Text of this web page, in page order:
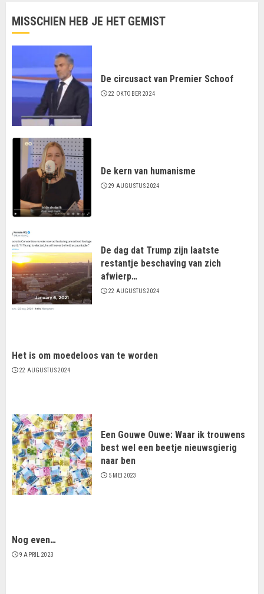
MISSCHIEN HEB JE HET GEMIST
De circusact van Premier Schoof
22 OKTOBER 2024
De kern van humanisme
29 AUGUSTUS 2024
De dag dat Trump zijn laatste
restantje beschaving van zich
afwierp…
22 AUGUSTUS 2024
Het is om moedeloos van te worden
22 AUGUSTUS 2024
Een Gouwe Ouwe: Waar ik trouwens
best wel een beetje nieuwsgierig
naar ben
5 MEI 2023
Nog even…
9 APRIL 2023